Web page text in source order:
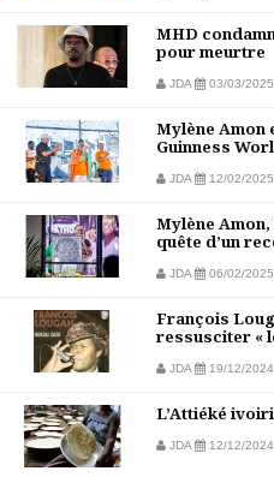
MHD
pour meurtre
JDA 03/03/2025
Mylène Amon
Guinness
JDA 12/02/2025
Mylène
quête d’un
JDA 06/02/2025
François
ressusciter «
JDA 19/12/2024
L’Attiéké
JDA 12/12/2024